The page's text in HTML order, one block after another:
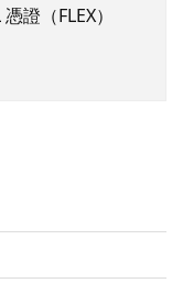
證（FLEX）